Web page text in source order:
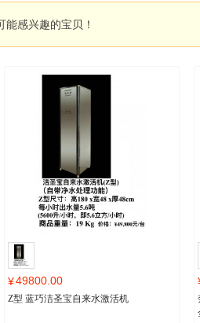
感兴趣的宝贝！
¥49800.00
Z型 蓝巧洁圣宝自来水激活机